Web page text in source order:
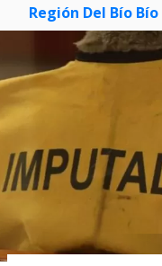
Región Del Bío Bío